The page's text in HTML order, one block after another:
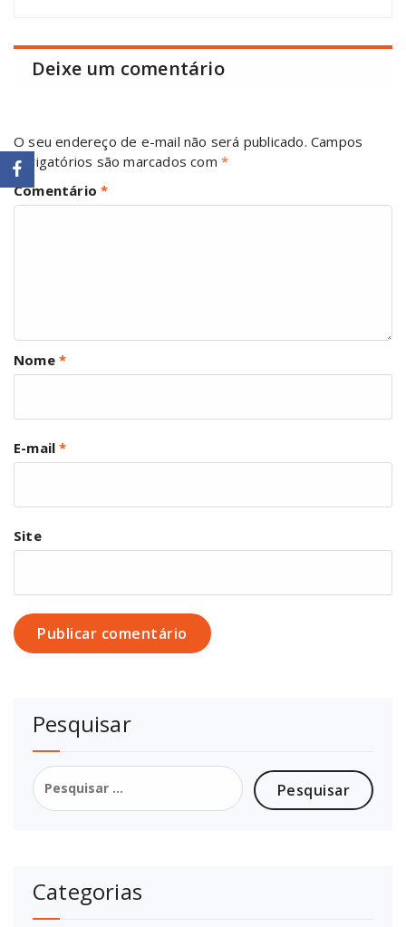
Deixe um comentário
O seu endereço de e-mail não será publicado. Campos
obrigatórios são marcados com *
Comentário*
Nome *
E-mail*
Site
Pesquisar
Pesquisar
por:
Categorias